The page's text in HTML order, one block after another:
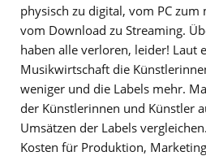
physisch zu digital, vom PC
vom Download zu Streaming.
haben alle verloren, leider! Laut
Musikwirtschaft die
weniger und die Labels mehr.
der Künstlerinnen und Künstler
Umsätzen der Labels
Kosten für Produktion,